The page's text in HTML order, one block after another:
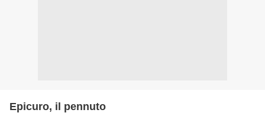
Epicuro, il pennuto